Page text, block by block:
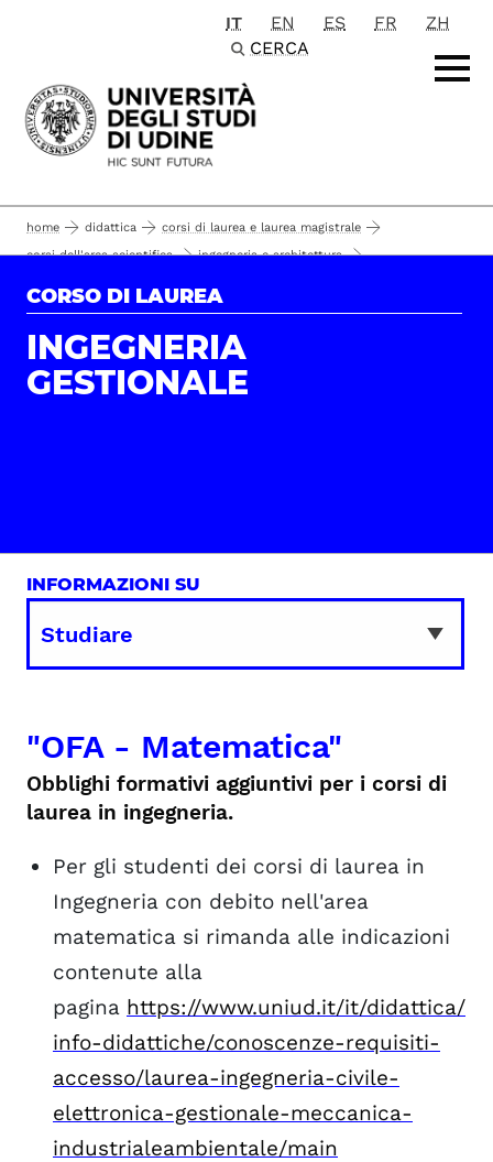
Passa al contenuto principale
IT EN ES FR
ZH
CERCA
home didattica
corsi di laurea e laurea magistrale
corsi dell'area scientifica
ingegneria e architettura
"ofa - matematica"
CORSO DI LAUREA
INGEGNERIA
GESTIONALE
INFORMAZIONI SU
"OFA - Matematica"
Obblighi formativi aggiuntivi per i corsi di
laurea in ingegneria.
Per gli studenti dei corsi di laurea in
Ingegneria con debito nell'area
matematica si rimanda alle indicazioni
contenute alla
pagina https://www.uniud.it/it/didattica/
info-didattiche/conoscenze-requisiti-
accesso/laurea-ingegneria-civile-
elettronica-gestionale-meccanica-
industrialeambientale/main